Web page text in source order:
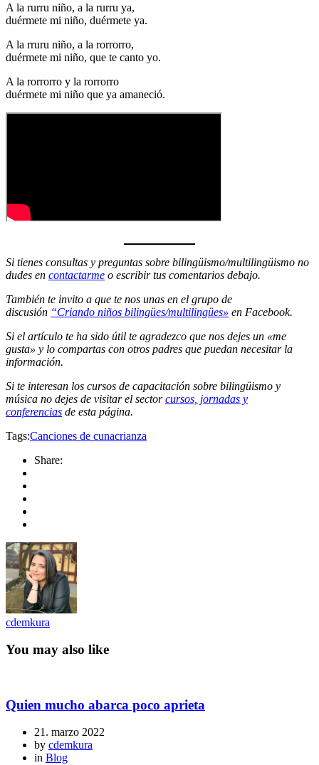
A la rurru niño, a la rurru ya,
duérmete mi niño, duérmete ya.
A la rruru niño, a la rorrorro,
duérmete mi niño, que te canto yo.
A la rorrorro y la rorrorro
duérmete mi niño que ya amaneció.
Si tienes consultas y preguntas sobre bilingüismo/multilingüismo no
dudes en contactarme o escribir tus comentarios debajo.
También te invito a que te nos unas en el grupo de
discusión “Criando niños bilingües/multilingües» en Facebook.
Si el artículo te ha sido útil te agradezco que nos dejes un «me
gusta» y lo compartas con otros padres que puedan necesitar la
información.
Si te interesan los cursos de capacitación sobre bilingüismo y
música no dejes de visitar el sectorcursos, jornadas y
conferencias de esta página.
Tags:Canciones de cunacrianza
Share:
cdemkura
You may also like
Quien mucho abarca poco aprieta
21. marzo 2022
by cdemkura
in Blog